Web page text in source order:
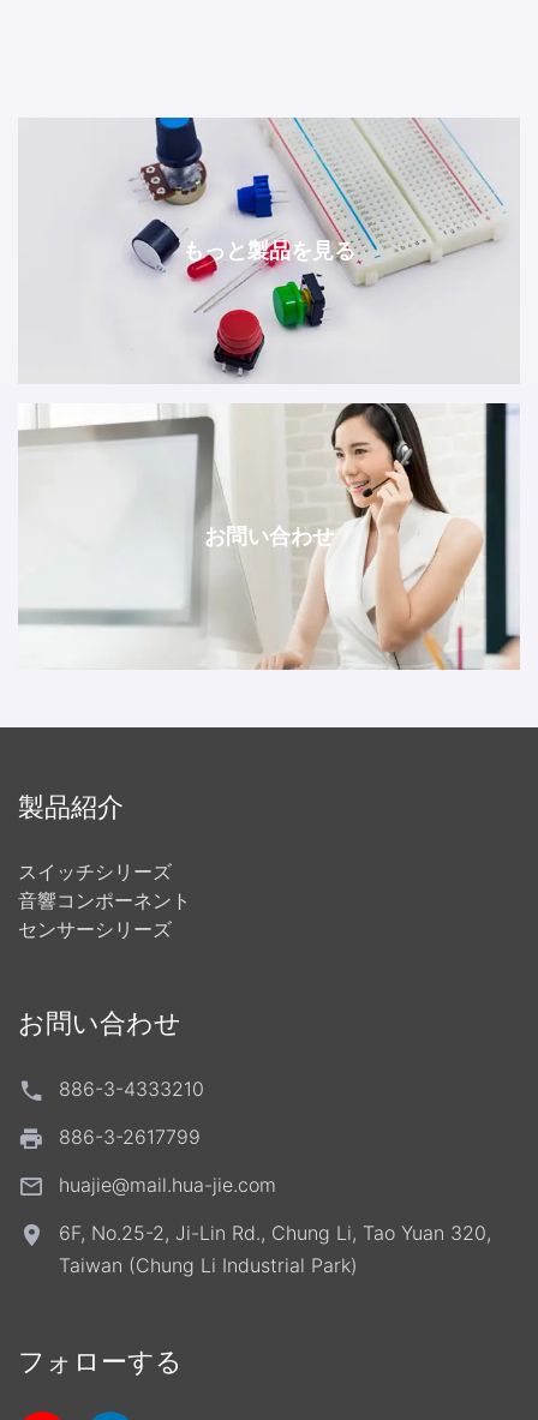
もっと製品を見る
お問い合わせ
製品紹介
スイッチシリーズ
音響コンポーネント
センサーシリーズ
お問い合わせ
886-3-4333210
886-3-2617799
huajie@mail.hua-jie.com
6F, No.25-2, Ji-Lin Rd., Chung Li, Tao Yuan 320,
Taiwan (Chung Li Industrial Park)
フォローする